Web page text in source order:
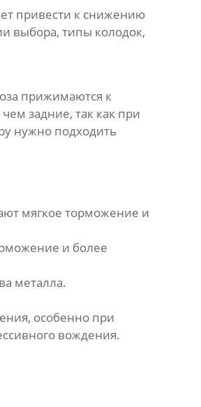
привести к снижению
выбора, типы колодок,
прижимаются к
задние, так как при
нужно подходить
мягкое торможение и
и более
металла.
особенно при
вождения.